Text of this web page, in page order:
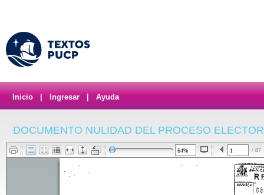
Inicio Ingresar Ayuda
DOCUMENTO NULIDAD DEL PROCESO
/ 87